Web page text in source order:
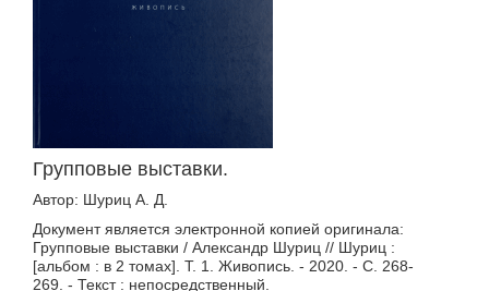
Групповые выставки.
Автор: Шуриц А. Д.
Документ является электронной копией оригинала:
Групповые выставки / Александр Шуриц // Шуриц :
[альбом : в 2 томах]. Т. 1. Живопись. - 2020. - С. 268-
269. - Текст : непосредственный.